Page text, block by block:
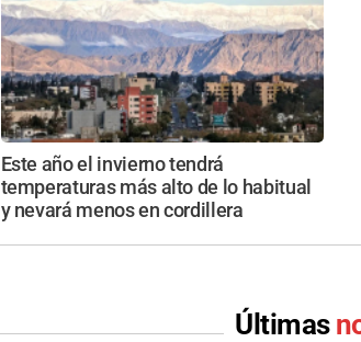
Este año el invierno tendrá
temperaturas más alto de lo habitual
y nevará menos en cordillera
Últimas